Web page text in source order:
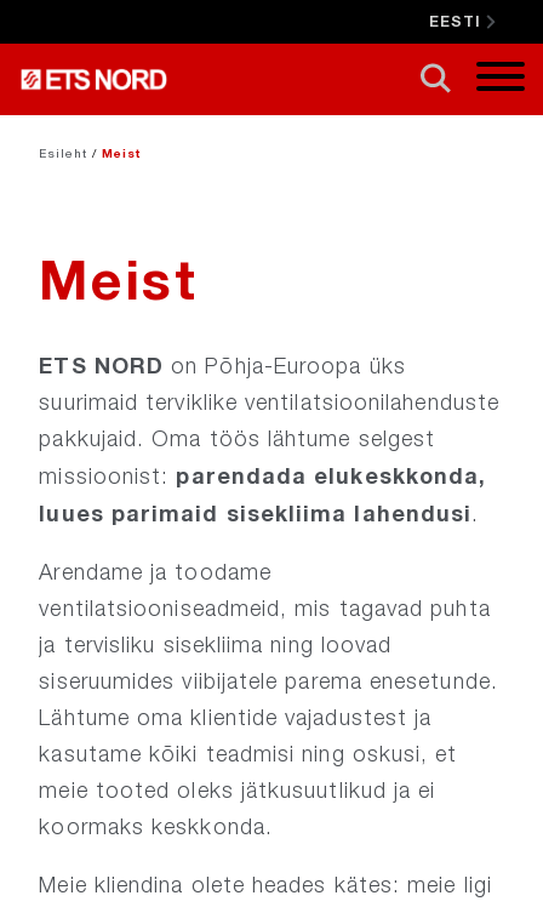
EESTI
Esileht / Meist
Meist
ETS NORD on Põhja-Euroopa üks
suurimaid terviklike ventilatsioonilahenduste
pakkujaid. Oma töös lähtume selgest
missioonist: parendada elukeskkonda,
luues parimaid sisekliima lahendusi.
Arendame ja toodame
ventilatsiooniseadmeid, mis tagavad puhta
ja tervisliku sisekliima ning loovad
siseruumides viibijatele parema enesetunde.
Lähtume oma klientide vajadustest ja
kasutame kõiki teadmisi ning oskusi, et
meie tooted oleks jätkusuutlikud ja ei
koormaks keskkonda.
Meie kliendina olete heades kätes: meie ligi